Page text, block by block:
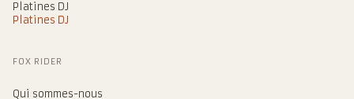
Platines DJ
Platines DJ
FOX RIDER
Qui sommes-nous